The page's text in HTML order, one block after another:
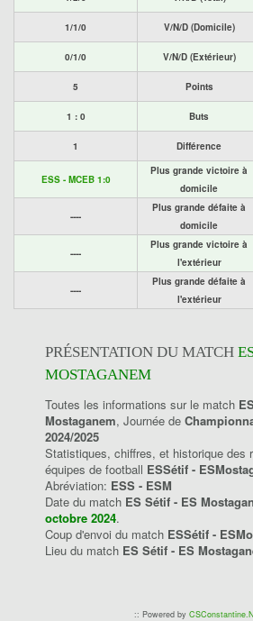
1/1/0 V/N/D (Domicile)
0/1/0 V/N/D (Extérieur)
5 Points
1 : 0 Buts
1 Différence
ESS - MCEB 1:0
Plus grande victoire à
domicile
----
Plus grande défaite à
domicile
----
Plus grande victoire à
l'extérieur
----
Plus grande défaite à
l'extérieur
PRÉSENTATION DU MATCH
MOSTAGANEM
Toutes les informations sur le match
Mostaganem, Journée de
2024/2025
Statistiques, chiffres, et historique des
équipes de football ESSétif -
Abréviation: ESS - ESM
Date du match ES Sétif - ES
octobre 2024.
Coup d'envoi du match ESSétif -
Lieu du match ES Sétif - ES
:: Powered by